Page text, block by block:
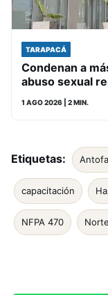
TARAPACÁ
Condenan a
abuso sexual
1 AGO 2026 | 2 MIN.
Etiquetas:
capacitación
NFPA 470